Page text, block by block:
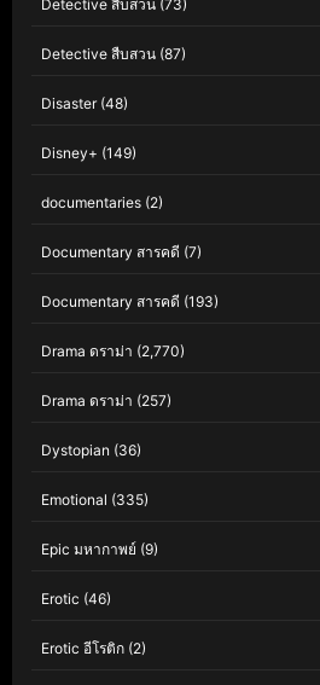
Detective สืบสวน (73)
Detective สืบสวน (87)
Disaster(48)
Disney+ (149)
documentaries (2)
Documentary สารคดี (7)
Documentary สารคดี (193)
Drama ดราม่า (2,770)
Drama ดราม่า (257)
Dystopian (36)
Emotional (335)
Epic มหากาพย์ (9)
Erotic (46)
Erotic อีโรติก (2)